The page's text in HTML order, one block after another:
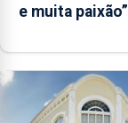
e muita paixão”